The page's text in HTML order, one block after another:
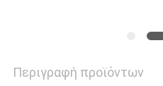
Περιγραφή προϊόντων